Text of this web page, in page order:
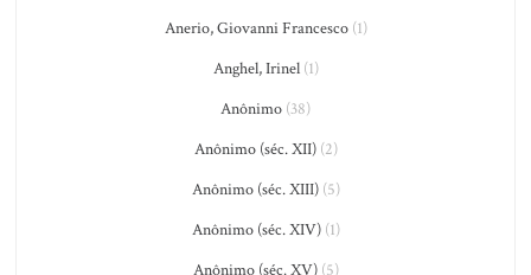
Anerio, Giovanni Francesco(1)
Anghel, Irinel(1)
Anônimo (38)
Anônimo (séc. XII)(2)
Anônimo (séc. XIII)(5)
Anônimo (séc. XIV)(1)
Anônimo (séc. XV)(5)